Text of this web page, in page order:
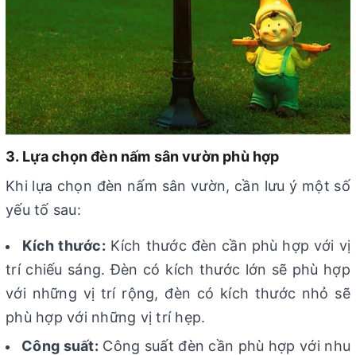
3. Lựa chọn đèn nấm sân vườn phù hợp
Khi lựa chọn đèn nấm sân vườn, cần lưu ý một số
yếu tố sau:
Kích thước: Kích thước đèn cần phù hợp với vị
trí chiếu sáng. Đèn có kích thước lớn sẽ phù hợp
với những vị trí rộng, đèn có kích thước nhỏ sẽ
phù hợp với những vị trí hẹp.
Công suất: Công suất đèn cần phù hợp với nhu